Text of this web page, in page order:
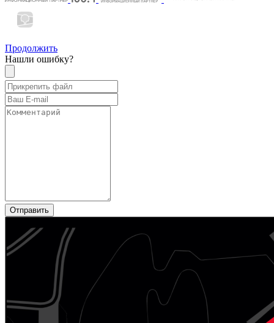
Продолжить
Нашли ошибку?